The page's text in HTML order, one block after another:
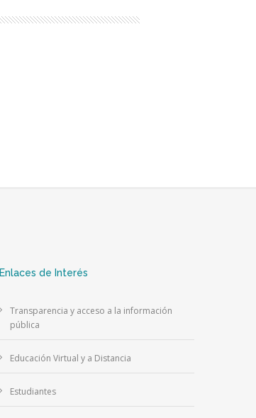
Enlaces de Interés
Transparencia y acceso a la información
pública
Educación Virtual y a Distancia
Estudiantes